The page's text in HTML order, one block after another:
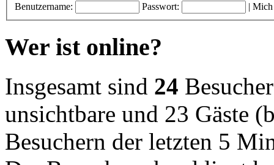
Benutzername: Passwort: | Mich
Wer ist online?
Insgesamt sind 24
unsichtbare und 23 Gäste
Besuchern der letzten 5